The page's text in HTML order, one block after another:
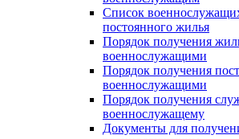
Список
постоянного жилья
Порядок получения
военнослужащими
Порядок получения
военнослужащими
Порядок получения
военнослужащему
Документы для